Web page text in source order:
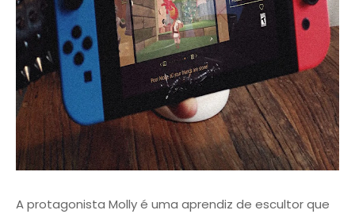
A protagonista Molly é uma aprendiz de escultor que